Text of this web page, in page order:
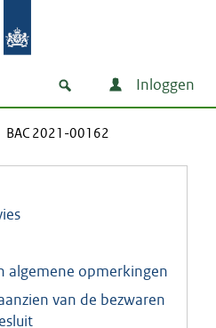
Inloggen
BAC 2021-00162
algemene opmerkingen
van de bezwaren